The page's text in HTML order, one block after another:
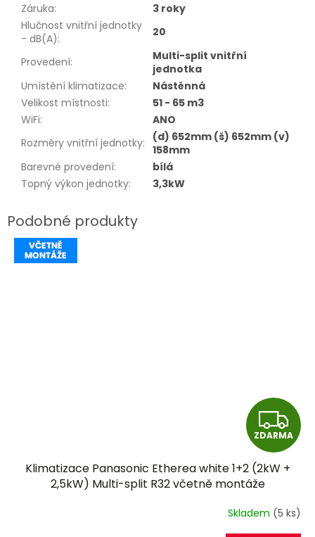
Záruka:
3 roky
Hlučnost vnitřní jednotky
- dB(A): 20
Provedení:
Multi-split vnitřní
jednotka
Umístění klimatizace:
Nástěnná
Velikost místnosti:
51 - 65 m3
WiFi:
ANO
Rozměry vnitřní jednotky:
(d) 652mm (š) 652mm (v)
158mm
Barevné provedení:
bílá
Topný výkon jednotky: 3,3kW
Z
D
A
R
ZDARMA
Klimatizace Panasonic Etherea white 1+2 (2kW +
2,5kW) Multi-split R32 včetně montáže
Skladem (5 ks)